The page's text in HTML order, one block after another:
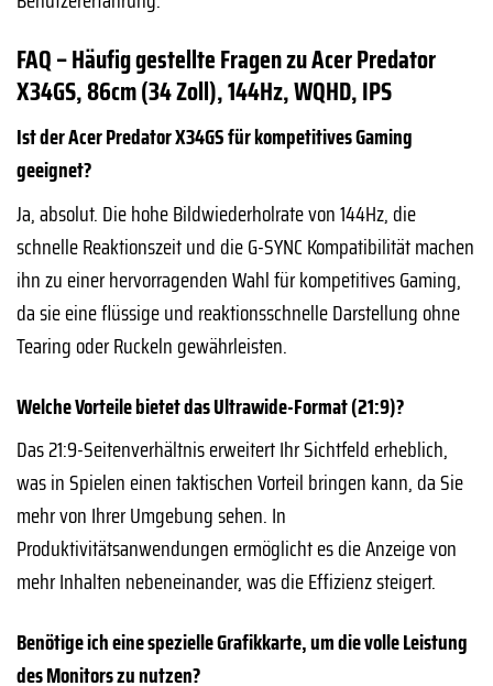
FAQ – Häufig gestellte Fragen zu Acer Predator
X34GS, 86cm (34 Zoll), 144Hz, WQHD, IPS
Ist der Acer Predator X34GS für kompetitives Gaming
geeignet?
Ja, absolut. Die hohe Bildwiederholrate von 144Hz, die
schnelle Reaktionszeit und die G-SYNC Kompatibilität machen
ihn zu einer hervorragenden Wahl für kompetitives Gaming,
da sie eine flüssige und reaktionsschnelle Darstellung ohne
Tearing oder Ruckeln gewährleisten.
Welche Vorteile bietet das Ultrawide-Format (21:9)?
Das 21:9-Seitenverhältnis erweitert Ihr Sichtfeld erheblich,
was in Spielen einen taktischen Vorteil bringen kann, da Sie
mehr von Ihrer Umgebung sehen. In
Produktivitätsanwendungen ermöglicht es die Anzeige von
mehr Inhalten nebeneinander, was die Effizienz steigert.
Benötige ich eine spezielle Grafikkarte, um die volle Leistung
des Monitors zu nutzen?